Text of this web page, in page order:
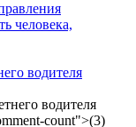
человека,
водителя